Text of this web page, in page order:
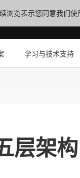
浏览表示您同意我们使
学习与技术支持
层架构